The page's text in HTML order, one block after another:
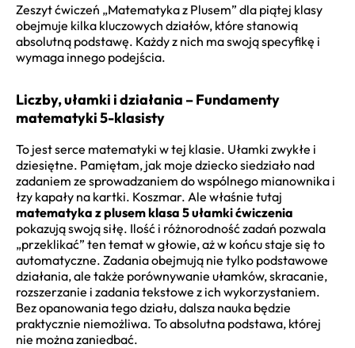
Zeszyt ćwiczeń „Matematyka z Plusem” dla piątej klasy
obejmuje kilka kluczowych działów, które stanowią
absolutną podstawę. Każdy z nich ma swoją specyfikę i
wymaga innego podejścia.
Liczby, ułamki i działania – Fundamenty
matematyki 5-klasisty
To jest serce matematyki w tej klasie. Ułamki zwykłe i
dziesiętne. Pamiętam, jak moje dziecko siedziało nad
zadaniem ze sprowadzaniem do wspólnego mianownika i
łzy kapały na kartki. Koszmar. Ale właśnie tutaj
matematyka z plusem klasa 5 ułamki ćwiczenia
pokazują swoją siłę. Ilość i różnorodność zadań pozwala
„przeklikać” ten temat w głowie, aż w końcu staje się to
automatyczne. Zadania obejmują nie tylko podstawowe
działania, ale także porównywanie ułamków, skracanie,
rozszerzanie i zadania tekstowe z ich wykorzystaniem.
Bez opanowania tego działu, dalsza nauka będzie
praktycznie niemożliwa. To absolutna podstawa, której
nie można zaniedbać.